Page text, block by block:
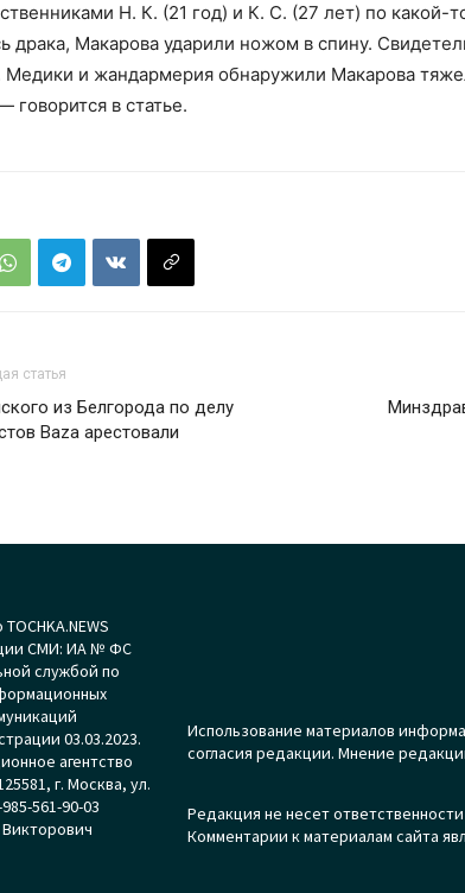
Н. К. (21 год) и К. С. (27 лет) по какой-
драка, Макарова ударили ножом в спину.
и жандармерия обнаружили Макарова
говорится в статье.
статья
из Белгорода по делу
Baza арестовали
СМИ: ИА № ФС
службой по
03.03.2023.
агентство
г. Москва, ул.
561-90-03
Использование материалов
согласия редакции. Мнение
Редакция не несет
Комментарии к материалам сайта